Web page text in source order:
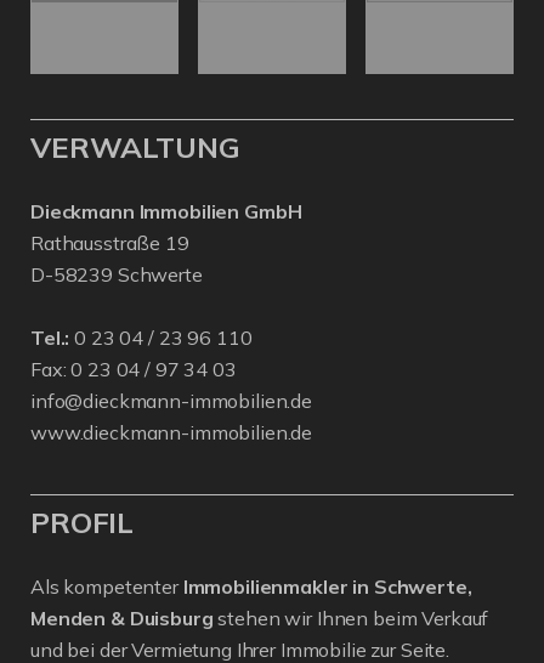
VERWALTUNG
Dieckmann Immobilien GmbH
Rathausstraße 19
D-58239 Schwerte
Tel.: 0 23 04 / 23 96 110
Fax: 0 23 04 / 97 34 03
info@dieckmann-immobilien.de
www.dieckmann-immobilien.de
PROFIL
Als kompetenter Immobilienmakler in Schwerte,
Menden & Duisburg stehen wir Ihnen beim Verkauf
und bei der Vermietung Ihrer Immobilie zur Seite.